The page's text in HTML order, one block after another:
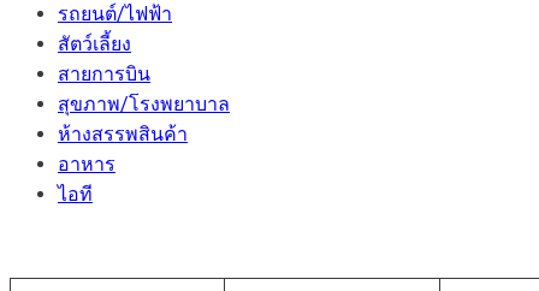
รถยนต์/ไฟฟ้า
สัตว์เลี้ยง
สายการบิน
สุขภาพ/โรงพยาบาล
ห้างสรรพสินค้า
อาหาร
ไอที